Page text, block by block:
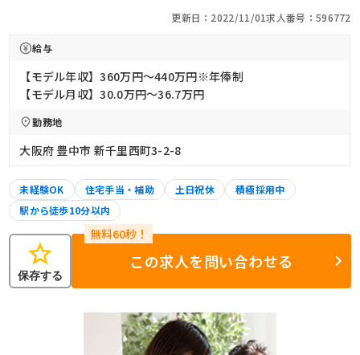
更新日：2022/11/01求人番号：596772
給与
【モデル年収】360万円〜440万円※年俸制
【モデル月収】30.0万円〜36.7万円
勤務地
大阪府 豊中市 新千里西町3-2-8
未経験OK 住宅手当・補助 土日祝休
積極採用中
駅から徒歩10分以内
star
保存する
この求人を問い合わせる